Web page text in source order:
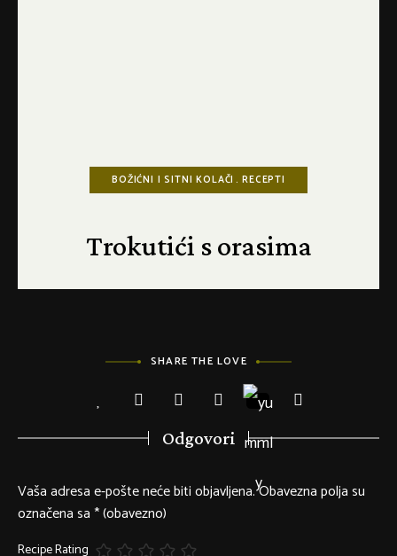
BOŽIĆNI I SITNI KOLAČI RECEPTI
Trokutići s orasima
SHARE THE LOVE
Odgovori
Vaša adresa e-pošte neće biti objavljena.Obavezna polja su
označena sa* (obavezno)
Recipe Rating